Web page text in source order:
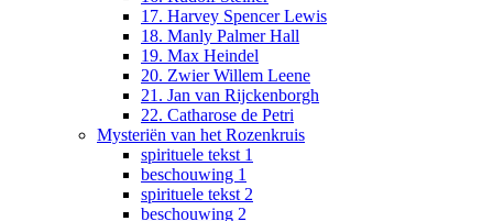
17. Harvey Spencer Lewis
18. Manly Palmer Hall
19. Max Heindel
20. Zwier Willem Leene
21. Jan van Rijckenborgh
22. Catharose de Petri
Mysteriën van het Rozenkruis
spirituele tekst 1
beschouwing 1
spirituele tekst 2
beschouwing 2